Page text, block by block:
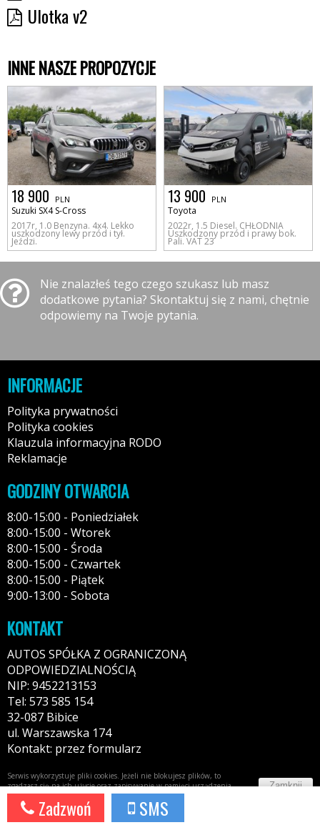
Zadzwoń SMS
Ulotka v2
INNE NASZE PROPOZYCJE
18 900 PLN
Suzuki SX4 S-Cross
2017r, 1.0 Benzyna. 4x4. Lekko
uszkodzony lewy przód i tył.
Jeździ.
13 900 PLN
Toyota
2022r, 1.5 Diesel. CHŁODNIA
Uszkodzony przód i prawy bok.
Pali. VAT 23
Nie znalazłeś tego czego szukasz lub masz
dodatkowe pytania? Skontaktuj się z nami, chętnie
odpowiemy na Twoje pytania.
INFORMACJE
Polityka prywatności
Polityka cookies
Klauzula informacyjna RODO
Reklamacje
GODZINY OTWARCIA
8:00-15:00 - Poniedziałek
8:00-15:00 - Wtorek
8:00-15:00 - Środa
8:00-15:00 - Czwartek
8:00-15:00 - Piątek
9:00-13:00 - Sobota
KONTAKT
AUTOS SPÓŁKA Z OGRANICZONĄ
ODPOWIEDZIALNOŚCIĄ
NIP: 9452213153
Tel: 573 585 154
32-087 Bibice
ul. Warszawska 174
Kontakt: przez formularz
Serwis wykorzystuje pliki cookies. Jeżeli nie blokujesz plików, to
zgadzasz się na ich użycie oraz zapisywanie w pamięci urządzenia.
Więcej informacji wpolityce prywatności
Zamknij
Potrzebujesz taki portal? Napisz do nas!